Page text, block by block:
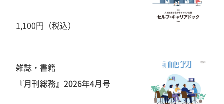
1,100円（税込）
雑誌・書籍
『月刊総務』2026年4月号